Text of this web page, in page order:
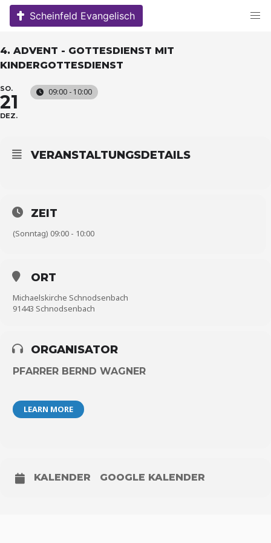
Skip
Scheinfeld Evangelisch
4. ADVENT - GOTTESDIENST MIT
KINDERGOTTESDIENST
SO.
21
DEZ.
09:00 - 10:00
VERANSTALTUNGSDETAILS
ZEIT
(Sonntag) 09:00 - 10:00
ORT
Michaelskirche Schnodsenbach
91443 Schnodsenbach
ORGANISATOR
PFARRER BERND WAGNER
LEARN MORE
KALENDER GOOGLE KALENDER